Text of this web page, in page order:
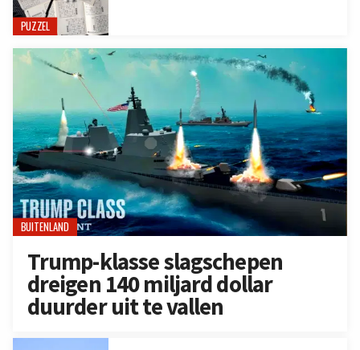
PUZZEL
BUITENLAND
Trump-klasse slagschepen
dreigen 140 miljard dollar
duurder uit te vallen